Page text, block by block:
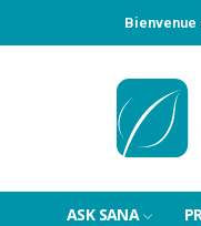
Bienvenue
ASK SANA